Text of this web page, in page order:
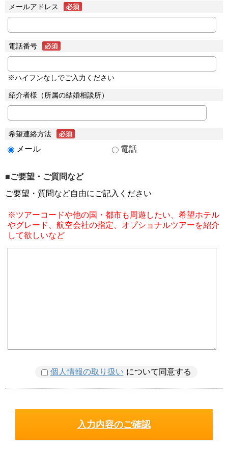
メールアドレス
電話番号
※ハイフンなしでご入力ください
紹介者様（所属の結婚相談所）
希望連絡方法
メール 電話
■ご要望・ご質問など
ご要望・質問など自由にご記入ください
※ツアーコードや他の国・都市も周遊したい、希望ホテル
やグレード、航空会社の指定、オプショナルツアーを紹介
して欲しいなど
個人情報の取り扱い について同意する